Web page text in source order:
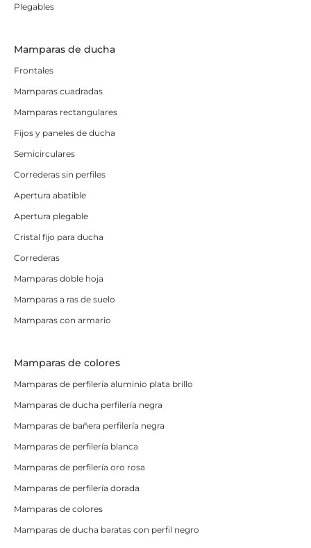
Plegables
Mamparas de ducha
Frontales
Mamparas cuadradas
Mamparas rectangulares
Fijos y paneles de ducha
Semicirculares
Correderas sin perfiles
Apertura abatible
Apertura plegable
Cristal fijo para ducha
Correderas
Mamparas doble hoja
Mamparas a ras de suelo
Mamparas con armario
Mamparas de colores
Mamparas de perfilería aluminio plata brillo
Mamparas de ducha perfilería negra
Mamparas de bañera perfilería negra
Mamparas de perfilería blanca
Mamparas de perfilería oro rosa
Mamparas de perfilería dorada
Mamparas de colores
Mamparas de ducha baratas con perfil negro